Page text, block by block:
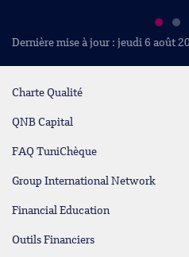
Dernière mise à jour : jeudi 6 août
Charte Qualité
QNB Capital
FAQ TuniChèque
Group International Network
Financial Education
Outils Financiers